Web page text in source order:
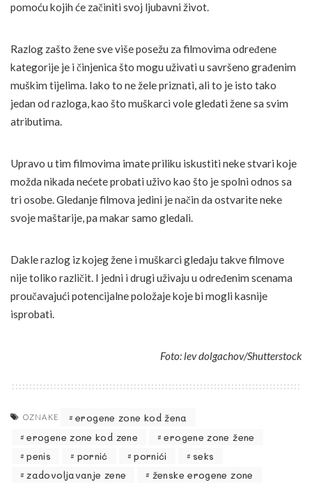
pomoću kojih će začiniti svoj ljubavni život.
Razlog zašto žene sve više posežu za filmovima određene
kategorije je i činjenica što mogu uživati u savršeno građenim
muškim tijelima. Iako to ne žele priznati, ali to je isto tako
jedan od razloga, kao što muškarci vole gledati žene sa svim
atributima.
Upravo u tim filmovima imate priliku iskustiti neke stvari koje
možda nikada nećete probati uživo kao što je spolni odnos sa
tri osobe. Gledanje filmova jedini je način da ostvarite neke
svoje maštarije, pa makar samo gledali.
Dakle razlog iz kojeg žene i muškarci gledaju takve filmove
nije toliko različit. I jedni i drugi uživaju u određenim scenama
proučavajući potencijalne položaje koje bi mogli kasnije
isprobati.
Foto: lev dolgachov/Shutterstock
OZNAKE
erogene zone kod žena
erogene zone kod zene
erogene zone žene
penis
pornić pornići
seks
zadovoljavanje zene
ženske erogene zone